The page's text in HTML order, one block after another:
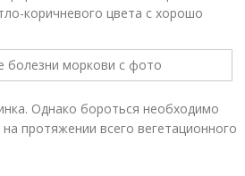
коричневого цвета с хорошо
Однако бороться необходимо
протяжении всего вегетационного